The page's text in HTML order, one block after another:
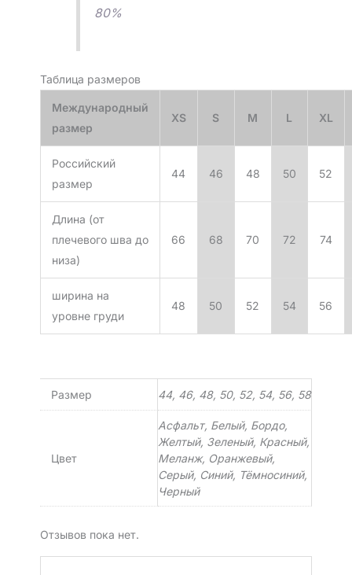
80%
Таблица размеров
Международный
размер
XS S M L XL
Российский
размер
44 46 48 50 52
Длина (от
плечевого шва до
низа)
66 68 70 72 74
ширина на
уровне груди
48 50 52 54 56
Размер 44, 46, 48, 50, 52, 54, 56, 58
Цвет
Асфальт, Белый, Бордо,
Желтый, Зеленый, Красный,
Меланж, Оранжевый,
Серый, Синий, Тёмносиний,
Черный
Отзывов пока нет.